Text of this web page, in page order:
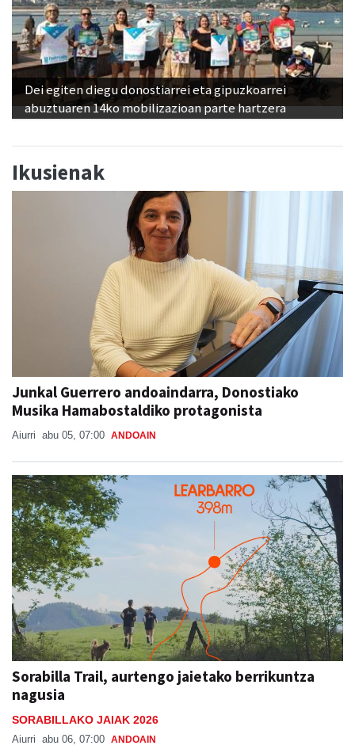
Dei egiten diegu donostiarrei eta gipuzkoarrei
abuztuaren 14ko mobilizazioan parte hartzera
Ikusienak
Junkal Guerrero andoaindarra, Donostiako
Musika Hamabostaldiko protagonista
Aiurri abu 05, 07:00 ANDOAIN
Sorabilla Trail, aurtengo jaietako berrikuntza
nagusia
SORABILLAKO JAIAK 2026
Aiurri abu 06, 07:00 ANDOAIN